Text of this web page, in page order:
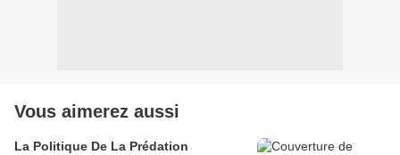
Vous aimerez aussi
La Politique De La Prédation